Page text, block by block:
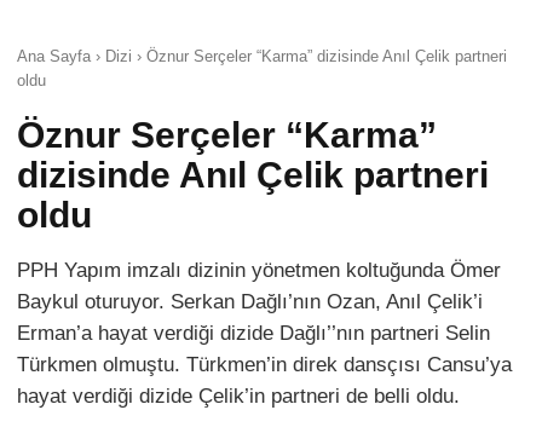
Ana Sayfa › Dizi › Öznur Serçeler “Karma” dizisinde Anıl Çelik partneri
oldu
Öznur Serçeler “Karma”
dizisinde Anıl Çelik partneri
oldu
PPH Yapım imzalı dizinin yönetmen koltuğunda Ömer
Baykul oturuyor. Serkan Dağlı’nın Ozan, Anıl Çelik’i
Erman’a hayat verdiği dizide Dağlı’’nın partneri Selin
Türkmen olmuştu. Türkmen’in direk dansçısı Cansu’ya
hayat verdiği dizide Çelik’in partneri de belli oldu.